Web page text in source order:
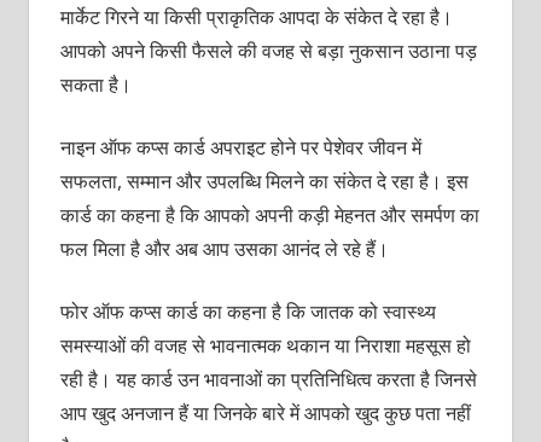
मार्केट गिरने या किसी प्राकृतिक आपदा के संकेत दे रहा है।
आपको अपने किसी फैसले की वजह से बड़ा नुकसान उठाना पड़
सकता है।
नाइन ऑफ कप्‍स कार्ड अपराइट होने पर पेशेवर जीवन में
सफलता, सम्‍मान और उपलब्धि मिलने का संकेत दे रहा है। इस
कार्ड का कहना है कि आपको अपनी कड़ी मेहनत और समर्पण का
फल मिला है और अब आप उसका आनंद ले रहे हैं।
फोर ऑफ कप्‍स कार्ड का कहना है कि जातक को स्‍वास्‍थ्‍य
समस्‍याओं की वजह से भावनात्‍मक थकान या निराशा महसूस हो
रही है। यह कार्ड उन भावनाओं का प्रतिनिधित्‍व करता है जिनसे
आप खुद अनजान हैं या जिनके बारे में आपको खुद कुछ पता नहीं